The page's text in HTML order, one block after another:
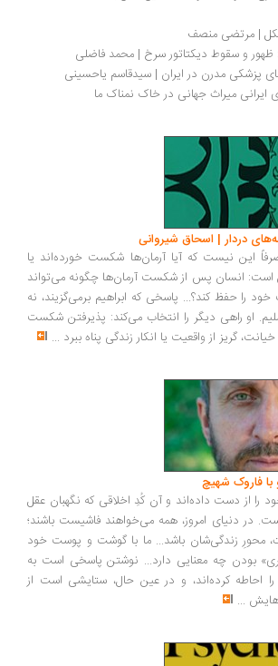
منصف
و سقوط دیکتاتور سرخ | محمد فاضلی
مدرن در ایران | سیدقاسم یاحسینی
| اسحاق شیروانی
که آیا آرمان‌ها شکست خورده‌اند یا
پس از شکست آرمان‌ها چگونه می‌تواند
کند؟... پاسخی که ابراهیم برمی‌گزیند، نه
دیگر را انتخاب می‌کند: پذیرفتن شکست
از واقعیت یا انکار زندگی پناه ببرد...
شهیچ‭
دست داده‌اند و آن کُدِ اخلاقی که نگهبان عقل
امروز، همه می‌خواهند فاشیست باشند؛
زندگی‌شان باشد... ما با گوشت و پوست خود
چه معنایی دارد... نوشتن پاسخی است به
کرده‌اند، و در عین حال، ستایشی است از